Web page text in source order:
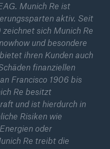
Munich Re ist
aktiv. Seit
sich Munich Re
und besondere
ihren Kunden auch
finanziellen
Francisco 1906 bis
Re besitzt
und ist hierdurch in
Risiken wie
oder
Re treibt die